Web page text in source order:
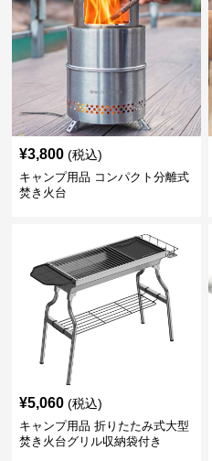
¥3,800 (税込)
キャンプ用品 コンパクト分離式
焚き火台
¥5,060 (税込)
キャンプ用品 折りたたみ式大型
焚き火台グリル収納袋付き